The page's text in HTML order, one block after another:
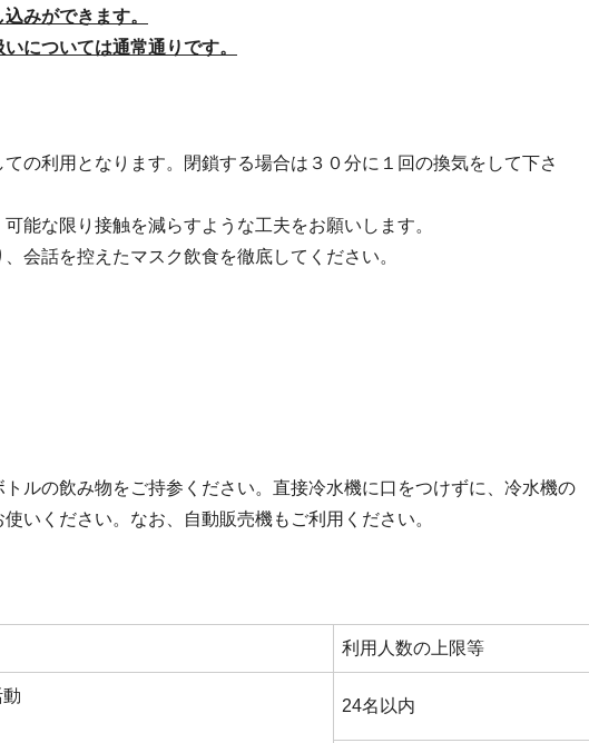
みができます。
については通常通りです。
の利用となります。閉鎖する場合は３０分に１回の換気をして下さ
能な限り接触を減らすような工夫をお願いします。
会話を控えたマスク飲食を徹底してください。
ルの飲み物をご持参ください。直接冷水機に口をつけずに、冷水機の
いください。なお、自動販売機もご利用ください。
利用人数の上限等
24名以内